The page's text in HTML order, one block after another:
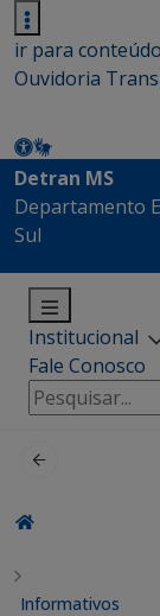
ir para conteúdo
Ouvidoria
Detran MS
Departamento
Sul
Institucional
Fale Conosco
Pesquisar
por:
Informativos